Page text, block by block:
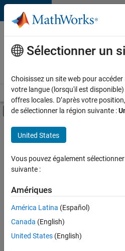
Passer au contenu
Votre
carrière
chez
Accueil Explorer nos opportunités
Activer/désactiver
Contenu principal
FILTRER PAR
Applications et outils commerciaux
Technologies de l’information
Développement de produits
Actuellement,
aucune
offre
d'emploi
Sélectionner un
Choisissez un site web pour
votre langue (lorsqu'il est
offres locales. D’après votre
de sélectionner la région suivante :
United States
Vous pouvez également
suivante :
Amériques
América Latina (Español)
Canada (English)
United States (English)